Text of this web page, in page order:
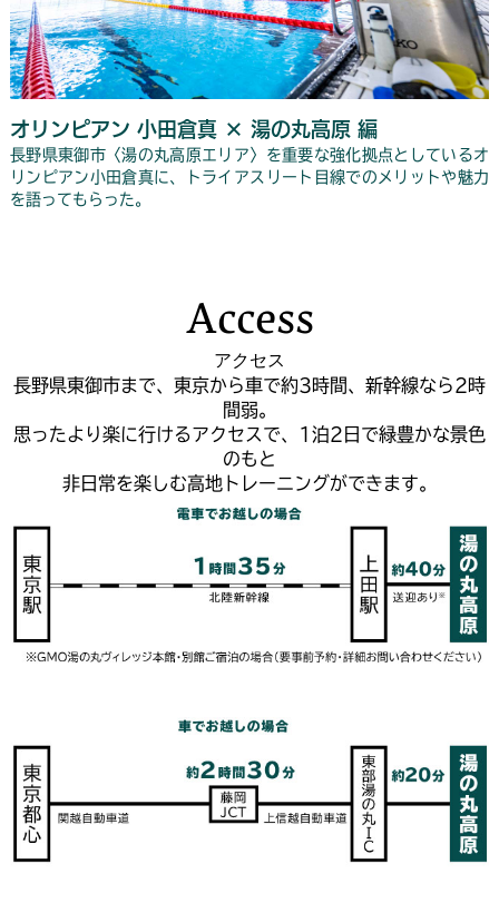
オリンピアン 小田倉真 × 湯の丸高原 編
長野県東御市〈湯の丸高原エリア〉を重要な強化拠点としているオ
リンピアン小田倉真に、トライアスリート目線でのメリットや魅力
を語ってもらった。
Access
アクセス
長野県東御市まで、東京から車で約3時間、新幹線なら2時
間弱。
思ったより楽に行けるアクセスで、1泊2日で緑豊かな景色
のもと
非日常を楽しむ高地トレーニングができます。